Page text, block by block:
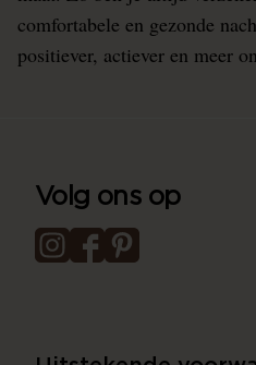
comfortabele en gezonde
positiever, actiever en meer
Volg ons op